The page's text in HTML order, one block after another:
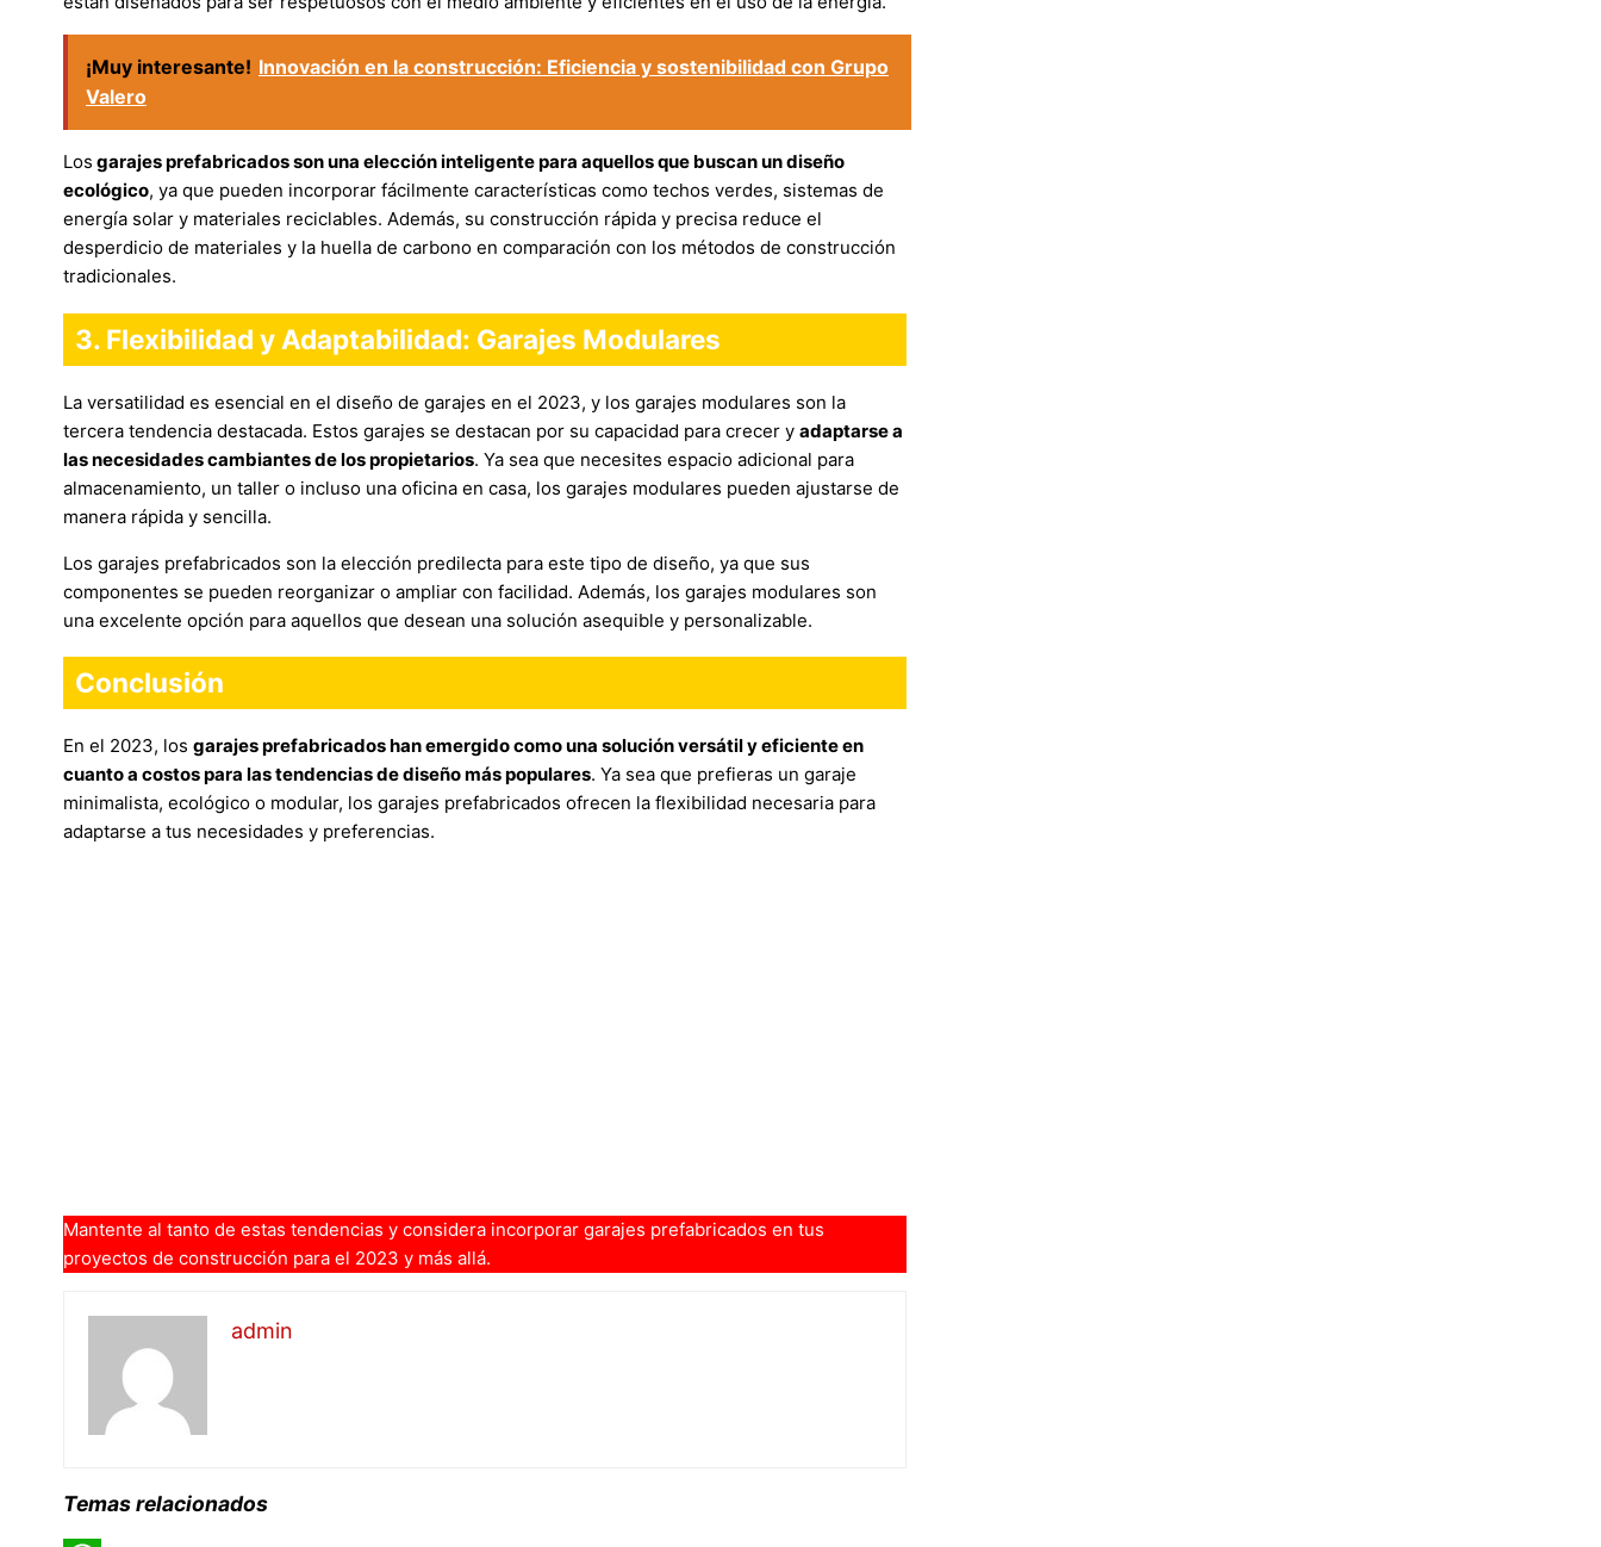
¡Muy interesante! Innovación en la construcción: Eficiencia y sostenibilidad con Grupo
Valero
Los garajes prefabricados son una elección inteligente para aquellos que buscan un diseño
ecológico, ya que pueden incorporar fácilmente características como techos verdes, sistemas de
energía solar y materiales reciclables. Además, su construcción rápida y precisa reduce el
desperdicio de materiales y la huella de carbono en comparación con los métodos de construcción
tradicionales.
3. Flexibilidad y Adaptabilidad: Garajes Modulares
La versatilidad es esencial en el diseño de garajes en el 2023, y los garajes modulares son la
tercera tendencia destacada. Estos garajes se destacan por su capacidad para crecer y adaptarse a
las necesidades cambiantes de los propietarios. Ya sea que necesites espacio adicional para
almacenamiento, un taller o incluso una oficina en casa, los garajes modulares pueden ajustarse de
manera rápida y sencilla.
Los garajes prefabricados son la elección predilecta para este tipo de diseño, ya que sus
componentes se pueden reorganizar o ampliar con facilidad. Además, los garajes modulares son
una excelente opción para aquellos que desean una solución asequible y personalizable.
Conclusión
En el 2023, los garajes prefabricados han emergido como una solución versátil y eficiente en
cuanto a costos para las tendencias de diseño más populares. Ya sea que prefieras un garaje
minimalista, ecológico o modular, los garajes prefabricados ofrecen la flexibilidad necesaria para
adaptarse a tus necesidades y preferencias.
Mantente al tanto de estas tendencias y considera incorporar garajes prefabricados en tus
proyectos de construcción para el 2023 y más allá.
admin
Temas relacionados